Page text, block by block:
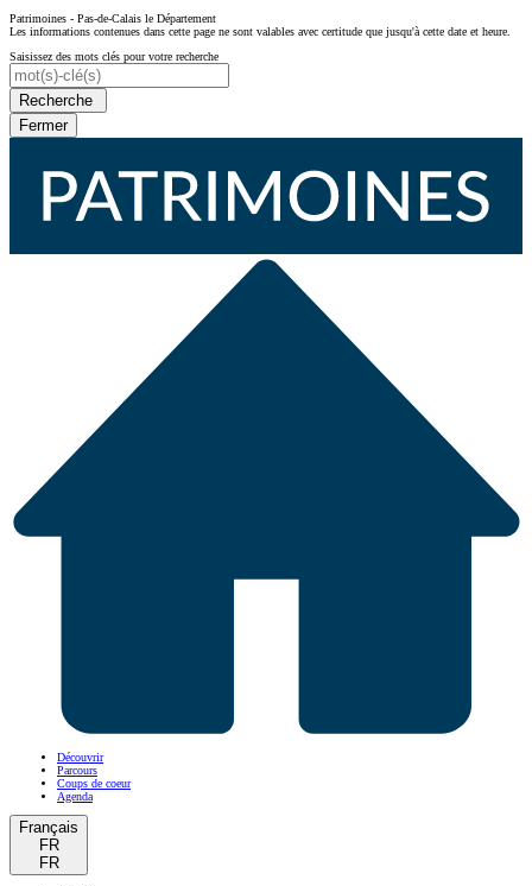
Patrimoines - Pas-de-Calais le Département
Les informations contenues dans cette page ne sont valables avec certitude que jusqu'à cette date et heure.
Saisissez des mots clés pour votre recherche
Recherche
Fermer
Découvrir
Parcours
Coups de coeur
Agenda
Français
FR
FR